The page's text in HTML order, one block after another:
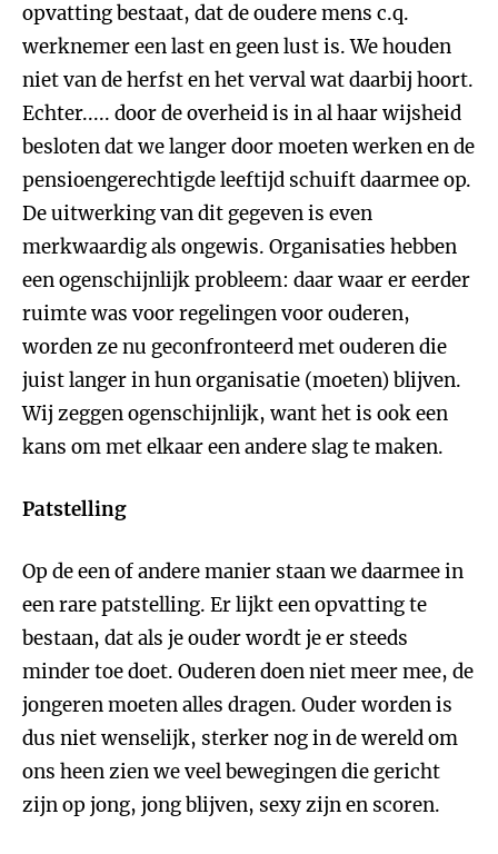
opvatting bestaat, dat de oudere mens c.q.
werknemer een last en geen lust is. We houden
niet van de herfst en het verval wat daarbij hoort.
Echter..... door de overheid is in al haar wijsheid
besloten dat we langer door moeten werken en de
pensioengerechtigde leeftijd schuift daarmee op.
De uitwerking van dit gegeven is even
merkwaardig als ongewis. Organisaties hebben
een ogenschijnlijk probleem: daar waar er eerder
ruimte was voor regelingen voor ouderen,
worden ze nu geconfronteerd met ouderen die
juist langer in hun organisatie (moeten) blijven.
Wij zeggen ogenschijnlijk, want het is ook een
kans om met elkaar een andere slag te maken.
Patstelling
Op de een of andere manier staan we daarmee in
een rare patstelling. Er lijkt een opvatting te
bestaan, dat als je ouder wordt je er steeds
minder toe doet. Ouderen doen niet meer mee, de
jongeren moeten alles dragen. Ouder worden is
dus niet wenselijk, sterker nog in de wereld om
ons heen zien we veel bewegingen die gericht
zijn op jong, jong blijven, sexy zijn en scoren.